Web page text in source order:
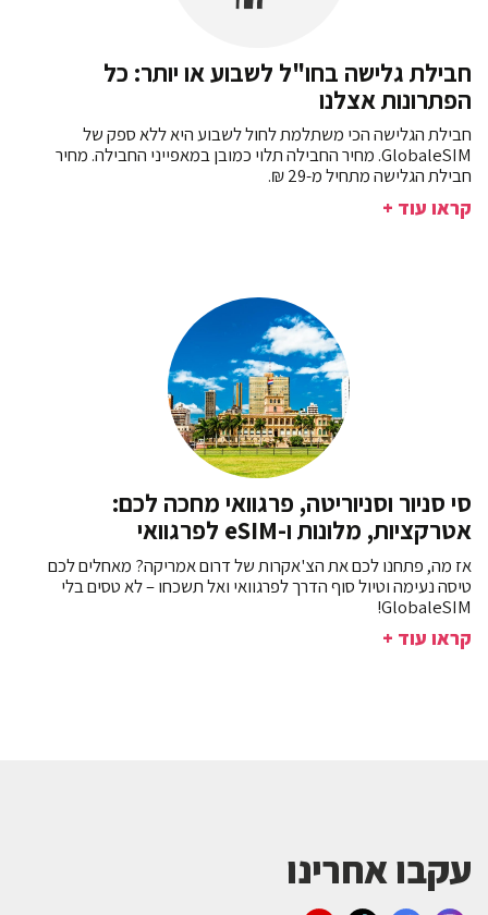
חבילת גלישה בחו"ל לשבוע או יותר: כל
הפתרונות אצלנו
חבילת הגלישה הכי משתלמת לחול לשבוע היא ללא ספק של
GlobaleSIM. מחיר החבילה תלוי כמובן במאפייני החבילה. מחיר
חבילת הגלישה מתחיל מ-29 ₪.
קראו עוד +
סי סניור וסניוריטה, פרגוואי מחכה לכם:
אטרקציות, מלונות ו-eSIM לפרגוואי
אז מה, פתחנו לכם את הצ'אקרות של דרום אמריקה? מאחלים לכם
טיסה נעימה וטיול סוף הדרך לפרגוואי ואל תשכחו – לא טסים בלי
GlobaleSIM!
קראו עוד +
עקבו אחרינו